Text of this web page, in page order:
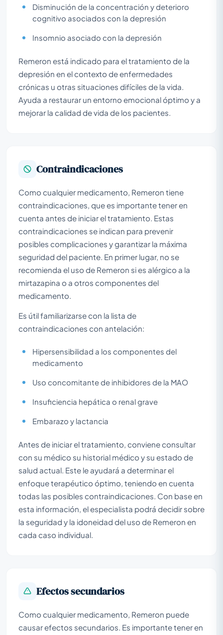
Disminución de la concentración y deterioro
cognitivo asociados con la depresión
Insomnio asociado con la depresión
Remeron está indicado para el tratamiento de la
depresión en el contexto de enfermedades
crónicas u otras situaciones difíciles de la vida.
Ayuda a restaurar un entorno emocional óptimo y a
mejorar la calidad de vida de los pacientes.
Contraindicaciones
Como cualquier medicamento, Remeron tiene
contraindicaciones, que es importante tener en
cuenta antes de iniciar el tratamiento. Estas
contraindicaciones se indican para prevenir
posibles complicaciones y garantizar la máxima
seguridad del paciente. En primer lugar, no se
recomienda el uso de Remeron si es alérgico a la
mirtazapina o a otros componentes del
medicamento.
Es útil familiarizarse con la lista de
contraindicaciones con antelación:
Hipersensibilidad a los componentes del
medicamento
Uso concomitante de inhibidores de la MAO
Insuficiencia hepática o renal grave
Embarazo y lactancia
Antes de iniciar el tratamiento, conviene consultar
con su médico su historial médico y su estado de
salud actual. Este le ayudará a determinar el
enfoque terapéutico óptimo, teniendo en cuenta
todas las posibles contraindicaciones. Con base en
esta información, el especialista podrá decidir sobre
la seguridad y la idoneidad del uso de Remeron en
cada caso individual.
Efectos secundarios
Como cualquier medicamento, Remeron puede
causar efectos secundarios. Es importante tener en